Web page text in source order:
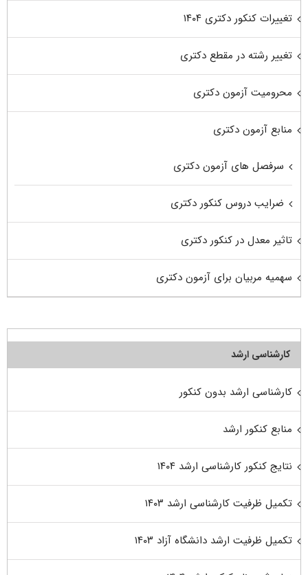
تغییرات کنکور دکتری ۱۴۰۴
تغییر رشته در مقطع دکتری
محرومیت آزمون دکتری
منابع آزمون دکتری
سرفصل های آزمون دکتری
ضرایب دروس کنکور دکتری
تاثیر معدل در کنکور دکتری
سهمیه مربیان برای آزمون دکتری
کارشناسی ارشد
کارشناسی ارشد بدون کنکور
منابع کنکور ارشد
نتایج کنکور کارشناسی ارشد ۱۴۰۴
تکمیل ظرفیت کارشناسی ارشد ۱۴۰۳
تکمیل ظرفیت ارشد دانشگاه آزاد ۱۴۰۳